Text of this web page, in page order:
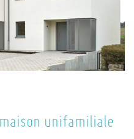
unifamiliale